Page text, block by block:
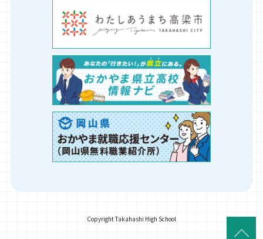
Copyright Takahashi High School